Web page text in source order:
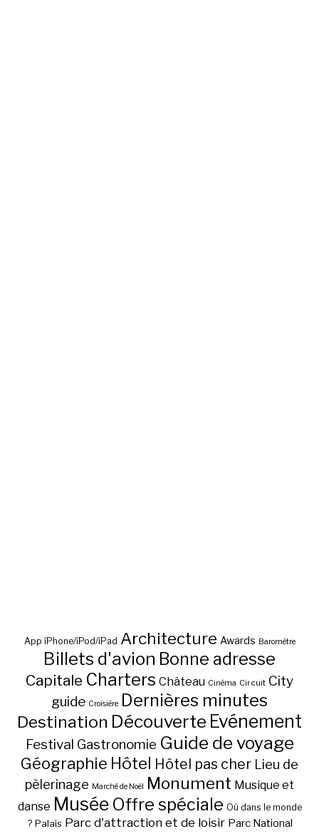
App iPhone/iPod/iPad Architecture Awards Baromètre
Billets d'avion Bonne adresse
Capitale Charters Château Cinéma Circuit City
guide Croisière Dernières minutes
Destination Découverte Evénement
Festival Gastronomie Guide de voyage
Géographie Hôtel Hôtel pas cher Lieu de
pèlerinage Marché de Noël Monument Musique et
danse Musée Offre spéciale Où dans le monde
? Palais Parc d'attraction et de loisir Parc National